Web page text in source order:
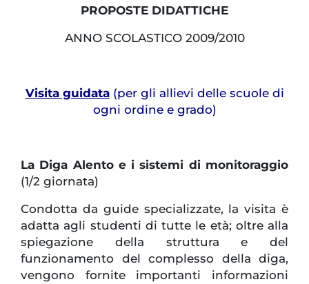
PROPOSTE DIDATTICHE
ANNO SCOLASTICO 2009/2010
Visita guidata(per gli allievi delle scuole di
ogni ordine e grado)
La Diga Alento e i sistemi di monitoraggio
(1/2 giornata)
Condotta da guide specializzate, la visita è
adatta agli studenti di tutte le età; oltre alla
spiegazione della struttura e del
funzionamento del complesso della diga,
vengono fornite importanti informazioni